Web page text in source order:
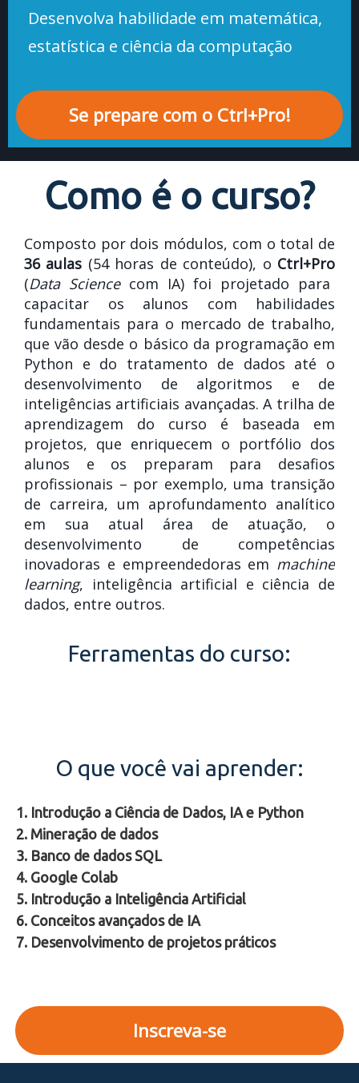
Desenvolva habilidade em matemática,
estatística e ciência da computação
Se prepare com o Ctrl+Pro!
Como é o curso?
Composto por dois módulos, com o total de
36 aulas (54 horas de conteúdo), o Ctrl+Pro
(Data Sciencecom IA) foi projetado para
capacitar os alunos com habilidades
fundamentais para o mercado de trabalho,
que vão desde o básico da programação em
Python e do tratamento de dados até o
desenvolvimento de algoritmos e de
inteligências artificiais avançadas. A trilha de
aprendizagem do curso é baseada em
projetos, que enriquecem o portfólio dos
alunos e os preparam para desafios
profissionais – por exemplo, uma transição
de carreira, um aprofundamento analítico
em sua atual área de atuação, o
desenvolvimento de competências
inovadoras e empreendedoras em machine
learning, inteligência artificial e ciência de
dados, entre outros.
Ferramentas do curso:
O que você vai aprender:
1. Introdução a Ciência de Dados, IA e Python
2. Mineração de dados
3. Banco de dados SQL
4. Google Colab
5. Introdução a Inteligência Artificial
6. Conceitos avançados de IA
7. Desenvolvimento de projetos práticos
Inscreva-se